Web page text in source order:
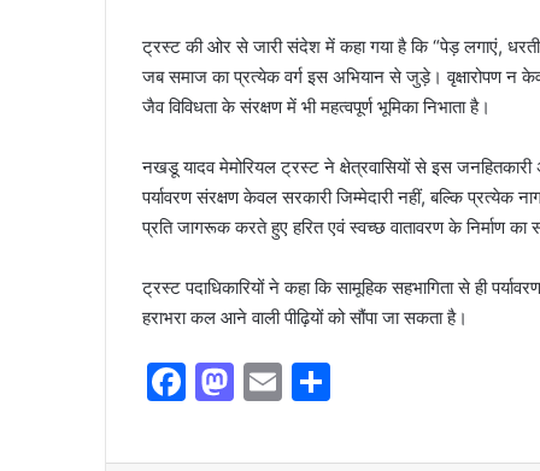
ट्रस्ट की ओर से जारी संदेश में कहा गया है कि “पेड़ लगाएं, धरती
जब समाज का प्रत्येक वर्ग इस अभियान से जुड़े। वृक्षारोपण न
जैव विविधता के संरक्षण में भी महत्वपूर्ण भूमिका निभाता है।
नखडू यादव मेमोरियल ट्रस्ट ने क्षेत्रवासियों से इस
पर्यावरण संरक्षण केवल सरकारी जिम्मेदारी नहीं, बल्कि प्रत्येक
प्रति जागरूक करते हुए हरित एवं स्वच्छ वातावरण के निर्माण का
ट्रस्ट पदाधिकारियों ने कहा कि सामूहिक सहभागिता से ही
हराभरा कल आने वाली पीढ़ियों को सौंपा जा सकता है।
F
c
M
st
E
ai ar